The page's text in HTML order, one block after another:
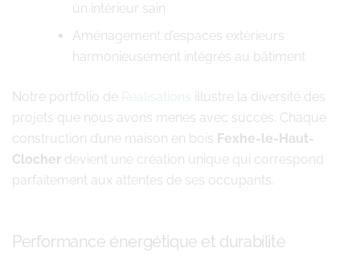
un intérieur sain
Aménagement d’espaces extérieurs
harmonieusement intégrés au bâtiment
Notre portfolio de Realisations illustre la diversité des
projets que nous avons menés avec succès. Chaque
construction d’une maison en bois Fexhe-le-Haut-
Clocher devient une création unique qui correspond
parfaitement aux attentes de ses occupants.
Performance énergétique et durabilité